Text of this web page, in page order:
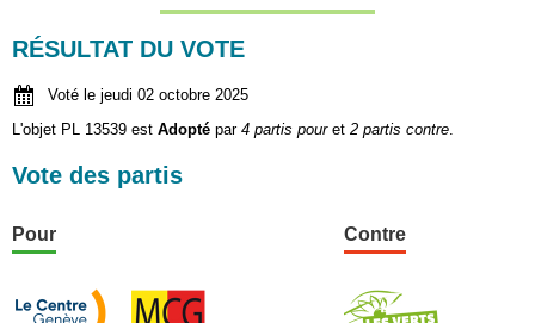
RÉSULTAT DU VOTE
Voté le jeudi 02 octobre 2025
L'objet PL 13539 est Adopté par 4 partis pouret 2 partis contre.
Vote des partis
Pour Contre